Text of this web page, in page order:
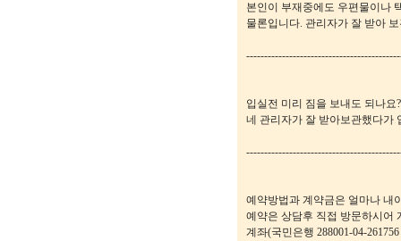
본인이 부재중에도 우편물이나
물론입니다. 관리자가 잘 받아
입실전 미리 짐을 보내도 되나요?
네 관리자가 잘 받아보관했다가
예약방법과 계약금은 얼마나 내
예약은 상담후 직접 방문하시어
계좌(국민은행 288001-04-